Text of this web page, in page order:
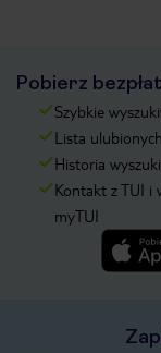
Pobierz
Szybkie
Lista
Historia
Kontakt z TUI i
myTUI